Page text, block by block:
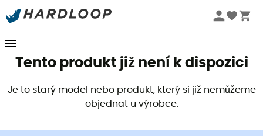
Letní akce 🔥 -5 % EXTRA při nákupu 2 produktů* s kódem
Tento produkt již není k dispozici
Je to starý model nebo produkt, který si již nemůžeme
objednat u výrobce.